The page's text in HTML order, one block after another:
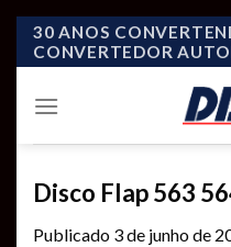
Skip
30 ANOS
CONVERTEDOR
Disco Flap 563
Publicado 3 de junho de